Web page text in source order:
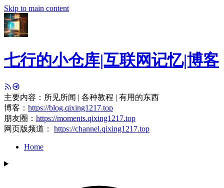
Skip to main content
七行的小仓库|互联网记忆|博客
主要内容：所见所闻 | 各种教程 | 有用的东西
博客： https://blog.qixing1217.top
朋友圈： https://moments.qixing1217.top
网页版频道： https://channel.qixing1217.top
Home